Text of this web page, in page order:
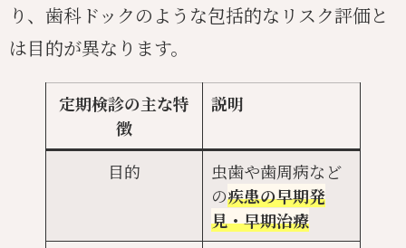
り、歯科ドックのような包括的なリスク評価と
は目的が異なります。
定期検診の主な特
徴
説明
目的
虫歯や歯周病など
の疾患の早期発
見・早期治療